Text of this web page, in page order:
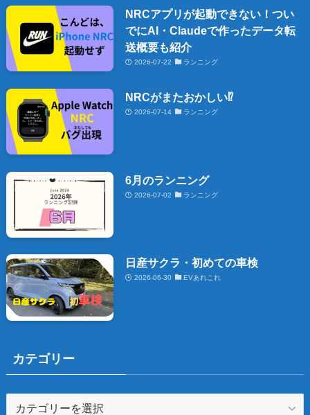
NRCアプリが起動できない！つい
でにAI・Claudeで作ったデータ転
送概要も紹介
2026-07-22 ランニング
NRCがまたおかしい⁉️
2026-07-14 ランニング
6月のランニング
2026-07-02 ランニング
日産サクラ・初めての車検
2026-06-30 EVあれこれ
カテゴリー